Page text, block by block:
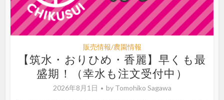
販売情報/農園情報
【筑水・おりひめ・香麗】早くも最
盛期！（幸水も注文受付中）
2026年8月1日 by Tomohiko Sagawa